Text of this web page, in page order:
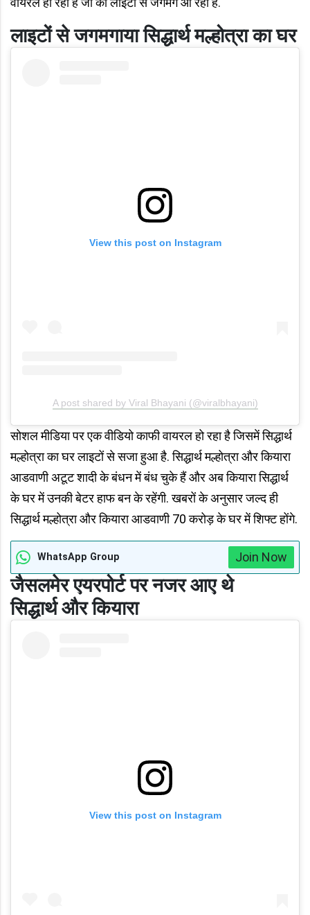
लाइटों से जगमगाया सिद्धार्थ मल्होत्रा का घर
View this post on Instagram
A post shared by Viral Bhayani (@viralbhayani)
सोशल मीडिया पर एक वीडियो काफी वायरल हो रहा है जिसमें सिद्धार्थ
मल्होत्रा का घर लाइटों से सजा हुआ है. सिद्धार्थ मल्होत्रा और कियारा
आडवाणी अटूट शादी के बंधन में बंध चुके हैं और अब कियारा सिद्धार्थ
के घर में उनकी बेटर हाफ बन के रहेंगी. खबरों के अनुसार जल्द ही
सिद्धार्थ मल्होत्रा और कियारा आडवाणी 70 करोड़ के घर में शिफ्ट होंगे.
WhatsApp Group Join Now
जैसलमेर एयरपोर्ट पर नजर आए थे
सिद्धार्थ और कियारा
View this post on Instagram